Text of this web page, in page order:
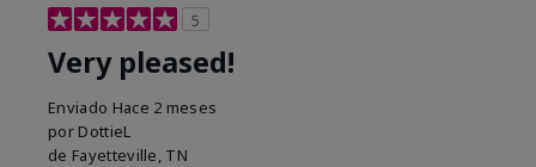
5
Very pleased!
Enviado Hace 2 meses
por DottieL
de Fayetteville, TN